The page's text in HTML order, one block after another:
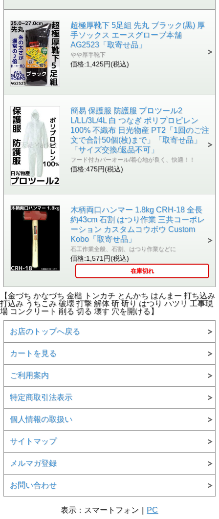
超極厚靴下 5足組 先丸 ブラック(黒) 厚
手ソックス エースグローブ本舗
AG2523「取寄せ品」
やや厚手靴下
価格:1,425円(税込)
簡易 保護服 防護服 プロツール2
L/LL/3L/4L 白 つなぎ ポリプロピレン
100% 不織布 日光物産 PT2「1回のご注
文で合計50個(枚)まで」「取寄せ品」
「サイズ交換/返品不可」
フード付カバーオール/着心地が良く、快適！！
価格:475円(税込)
木柄両口ハンマー 1.8kg CRH-18 全長
約43cm 石割 はつり作業 三共コーポレ
ーション カスタムコウボウ Custom
Kobo「取寄せ品」
石工作業全般、石割、はつり作業などに
価格:1,571円(税込)
在庫切れ
【金づち かなづち 金槌 トンカチ とんかち はんまー 打ち込み
打込み うちこみ 破壊 打撃 解体 斫 斫り はつり ハツリ 工事現
場 コンクリート 削る 切る 壊す 穴を開ける】
お店のトップへ戻る
カートを見る
ご利用案内
特定商取引法表示
個人情報の取扱い
サイトマップ
メルマガ登録
お問い合わせ
表示：スマートフォン｜ PC